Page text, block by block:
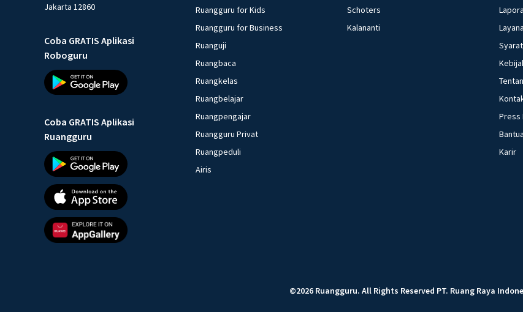
Jakarta 12860
Coba GRATIS Aplikasi
Roboguru
Coba GRATIS Aplikasi
Ruangguru
Ruangguru for Kids
Ruangguru for Business
Ruanguji
Ruangbaca
Ruangkelas
Ruangbelajar
Ruangpengajar
Ruangguru Privat
Ruangpeduli
Airis
Schoters
Kalananti
Press
Karir
©2026 Ruangguru. All Rights Reserved PT. Ruang Raya